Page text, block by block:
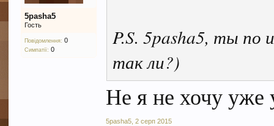
5pasha5
Гость
Повідомлення: 0
Симпатії: 0
P.S. 5pasha5, ты по
так ли?)
Не я не хочу уже
5pasha5 ,2 серп 2015